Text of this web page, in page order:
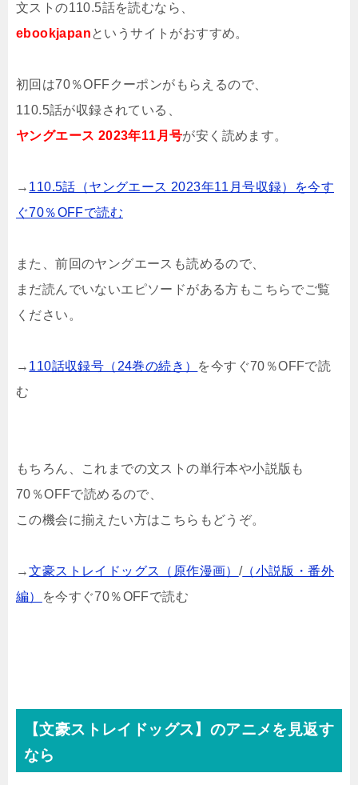
文ストの110.5話を読むなら、
ebookjapanというサイトがおすすめ。
初回は70％OFFクーポンがもらえるので、
110.5話が収録されている、
ヤングエース 2023年11月号が安く読めます。
→ 110.5話（ヤングエース 2023年11月号収録）を今す
ぐ70％OFFで読む
また、前回のヤングエースも読めるので、
まだ読んでいないエピソードがある方もこちらでご覧
ください。
→ 110話収録号（24巻の続き） を今すぐ70％OFFで読
む
もちろん、これまでの文ストの単行本や小説版も
70％OFFで読めるので、
この機会に揃えたい方はこちらもどうぞ。
→文豪ストレイドッグス（原作漫画） /（小説版・番外
編）
を今すぐ70％OFFで読む
【文豪ストレイドッグス】のアニメを見返す
なら